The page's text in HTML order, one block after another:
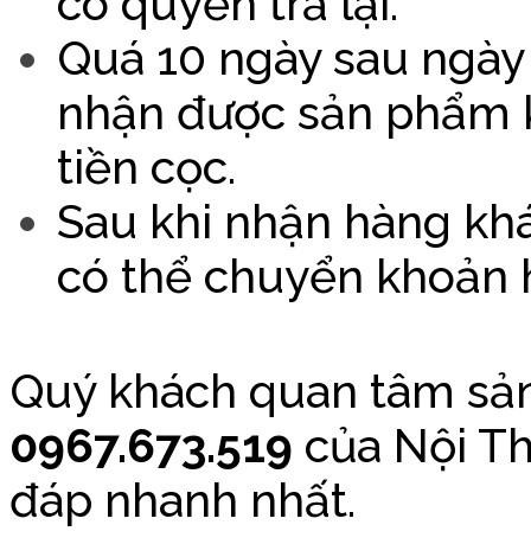
Quá 10 ngày sau
nhận được sản
tiền cọc.
Sau khi nhận hàng
có thể chuyển khoản
Quý khách quan tâm
0967.673.519 của Nội
đáp nhanh nhất.